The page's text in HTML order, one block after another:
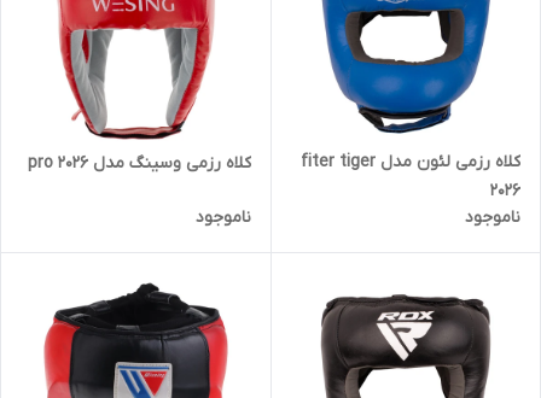
کلاه رزمی لئون مدل fiter tiger
2026
ناموجود
کلاه رزمی وسینگ مدل pro 2026
ناموجود